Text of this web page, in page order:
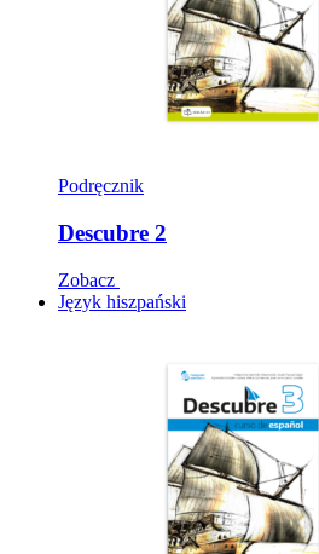
Podręcznik
Descubre 2
Zobacz
Język hiszpański